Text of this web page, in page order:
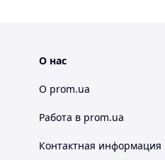
О нас
О prom.ua
Работа в prom.ua
Контактная информация